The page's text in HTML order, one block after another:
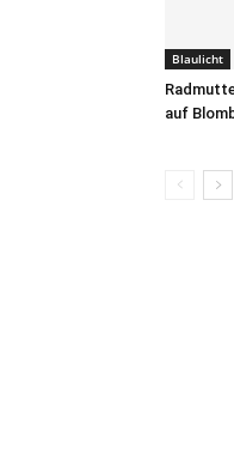
Blaulicht
auf